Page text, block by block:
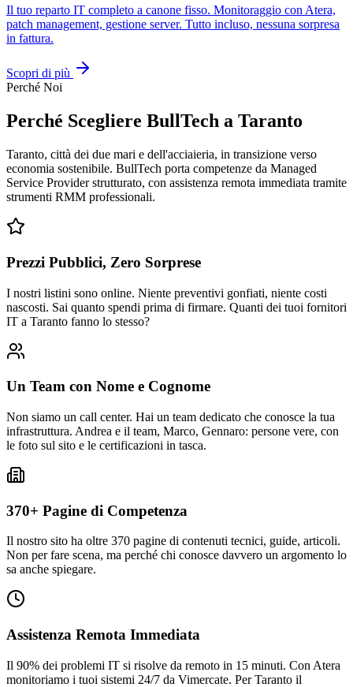
Il tuo reparto IT completo a canone fisso. Monitoraggio con Atera,
patch management, gestione server. Tutto incluso, nessuna sorpresa
in fattura.
Scopri di più
Perché Noi
Perché Scegliere BullTech a Taranto
Taranto, città dei due mari e dell'acciaieria, in transizione verso
economia sostenibile. BullTech porta competenze da Managed
Service Provider strutturato, con assistenza remota immediata tramite
strumenti RMM professionali.
Prezzi Pubblici, Zero Sorprese
I nostri listini sono online. Niente preventivi gonfiati, niente costi
nascosti. Sai quanto spendi prima di firmare. Quanti dei tuoi fornitori
IT a Taranto fanno lo stesso?
Un Team con Nome e Cognome
Non siamo un call center. Hai un team dedicato che conosce la tua
infrastruttura. Andrea e il team, Marco, Gennaro: persone vere, con
le foto sul sito e le certificazioni in tasca.
370+ Pagine di Competenza
Il nostro sito ha oltre 370 pagine di contenuti tecnici, guide, articoli.
Non per fare scena, ma perché chi conosce davvero un argomento lo
sa anche spiegare.
Assistenza Remota Immediata
Il 90% dei problemi IT si risolve da remoto in 15 minuti. Con Atera
monitoriamo i tuoi sistemi 24/7 da Vimercate. Per Taranto il